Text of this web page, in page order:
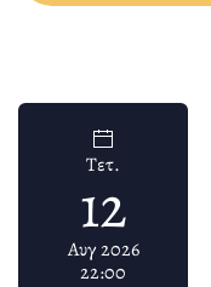
Τετ.
12
Αυγ 2026
22:00